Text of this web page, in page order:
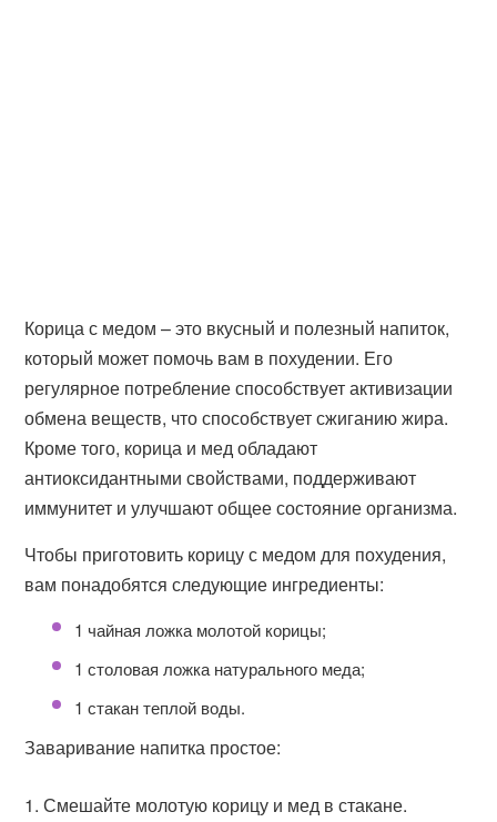
Корица с медом – это вкусный и полезный напиток,
который может помочь вам в похудении. Его
регулярное потребление способствует активизации
обмена веществ, что способствует сжиганию жира.
Кроме того, корица и мед обладают
антиоксидантными свойствами, поддерживают
иммунитет и улучшают общее состояние организма.
Чтобы приготовить корицу с медом для похудения,
вам понадобятся следующие ингредиенты:
1 чайная ложка молотой корицы;
1 столовая ложка натурального меда;
1 стакан теплой воды.
Заваривание напитка простое:
Смешайте молотую корицу и мед в стакане.